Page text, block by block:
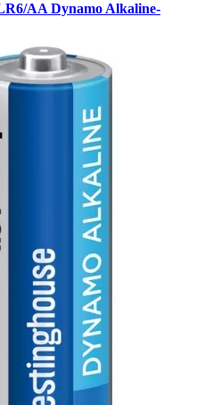
AA Dynamo Alkaline-